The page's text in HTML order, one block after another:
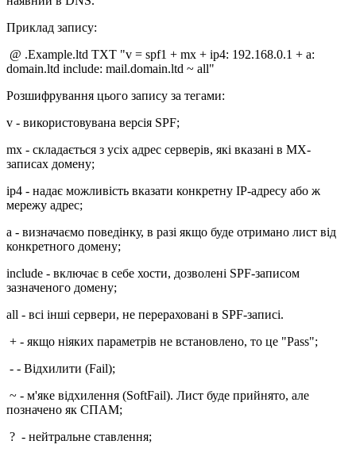
Приклад запису:
@ .Example.ltd TXT "v = spf1 + mx + ip4: 192.168.0.1 + a:
domain.ltd include: mail.domain.ltd ~ all"
Розшифрування цього запису за тегами:
v - використовувана версія SPF;
mx - складається з усіх адрес серверів, які вказані в MX-
записах домену;
ip4 - надає можливість вказати конкретну IP-адресу або ж
мережу адрес;
a - визначаємо поведінку, в разі якщо буде отримано лист від
конкретного домену;
include - включає в себе хости, дозволені SPF-записом
зазначеного домену;
all - всі інші сервери, не перераховані в SPF-записі.
+ - якщо ніяких параметрів не встановлено, то це "Pass";
- - Відхилити (Fail);
~ - м'яке відхилення (SoftFail). Лист буде прийнято, але
позначено як СПАМ;
? - нейтральне ставлення;